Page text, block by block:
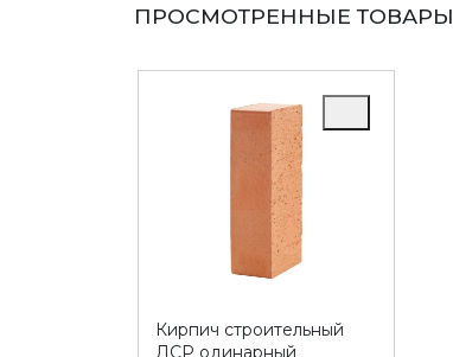
ПРОСМОТРЕННЫЕ ТОВАРЫ
Кирпич строительный
ЛСР одинарный